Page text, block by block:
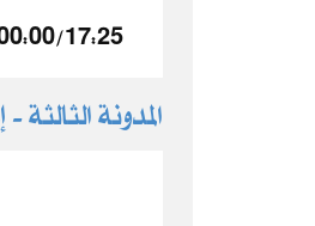
/17:25
المدونة الثالثة